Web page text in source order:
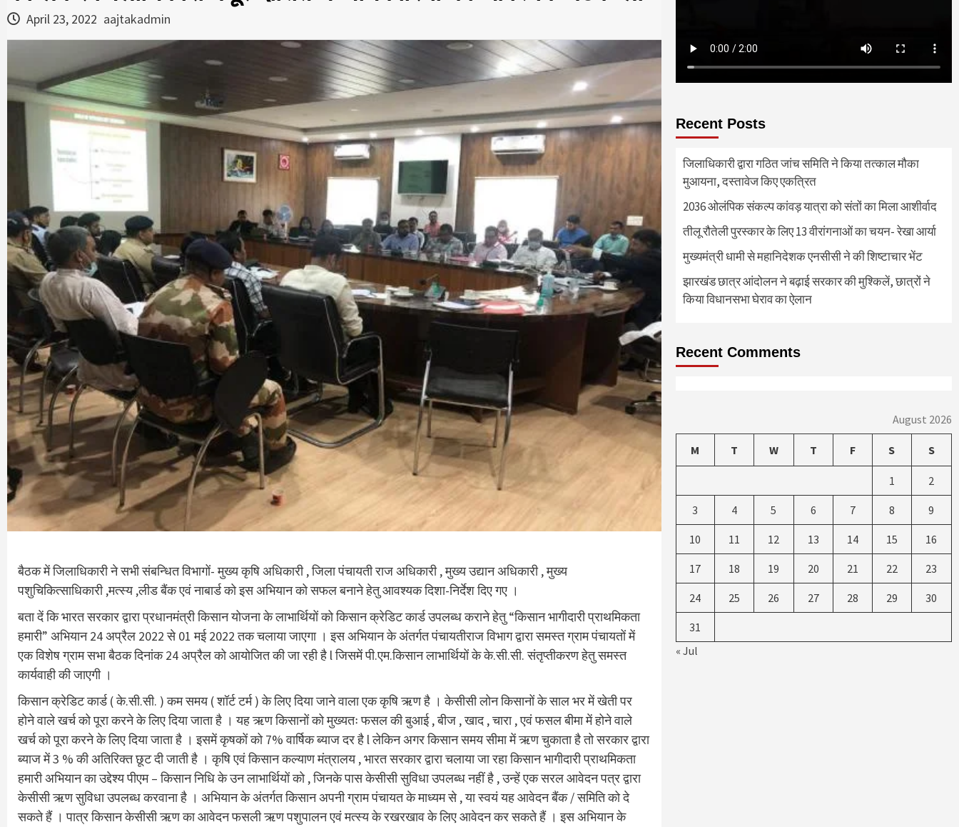
April 23, 2022 aajtakadmin
बैठक में जिलाधिकारी ने सभी संबन्धित विभागों- मुख्य कृषि अधिकारी , जिला पंचायती राज अधिकारी , मुख्य उद्यान अधिकारी , मुख्य
पशुचिकित्साधिकारी ,मत्स्य ,लीड बैंक एवं नाबार्ड को इस अभियान को सफल बनाने हेतु आवश्यक दिशा-निर्देश दिए गए ।
बता दें कि भारत सरकार द्वारा प्रधानमंत्री किसान योजना के लाभार्थियों को किसान क्रेडिट कार्ड उपलब्ध कराने हेतु “किसान भागीदारी प्राथमिकता
हमारी” अभियान 24 अप्रैल 2022 से 01 मई 2022 तक चलाया जाएगा । इस अभियान के अंतर्गत पंचायतीराज विभाग द्वारा समस्त ग्राम पंचायतों में
एक विशेष ग्राम सभा बैठक दिनांक 24 अप्रैल को आयोजित की जा रही है l जिसमें पी.एम.किसान लाभार्थियों के के.सी.सी. संतृप्तीकरण हेतु समस्त
कार्यवाही की जाएगी ।
किसान क्रेडिट कार्ड ( के.सी.सी. ) कम समय ( शॉर्ट टर्म ) के लिए दिया जाने वाला एक कृषि ऋण है । केसीसी लोन किसानों के साल भर में खेती पर
होने वाले खर्च को पूरा करने के लिए दिया जाता है । यह ऋण किसानों को मुख्यतः फसल की बुआई , बीज , खाद , चारा , एवं फसल बीमा में होने वाले
खर्च को पूरा करने के लिए दिया जाता है । इसमें कृषकों को 7% वार्षिक ब्याज दर है l लेकिन अगर किसान समय सीमा में ऋण चुकाता है तो सरकार द्वारा
ब्याज में 3 % की अतिरिक्त छूट दी जाती है । कृषि एवं किसान कल्याण मंत्रालय , भारत सरकार द्वारा चलाया जा रहा किसान भागीदारी प्राथमिकता
हमारी अभियान का उद्देश्य पीएम – किसान निधि के उन लाभार्थियों को , जिनके पास केसीसी सुविधा उपलब्ध नहीं है , उन्हें एक सरल आवेदन पत्र द्वारा
केसीसी ऋण सुविधा उपलब्ध करवाना है । अभियान के अंतर्गत किसान अपनी ग्राम पंचायत के माध्यम से , या स्वयं यह आवेदन बैंक / समिति को दे
सकते हैं । पात्र किसान केसीसी ऋण का आवेदन फसली ऋण पशुपालन एवं मत्स्य के रखरखाव के लिए आवेदन कर सकते हैं । इस अभियान के
Recent Posts
जिलाधिकारी द्वारा गठित जांच समिति ने किया तत्काल मौका
मुआयना, दस्तावेज किए एकत्रित
2036 ओलंपिक संकल्प कांवड़ यात्रा को संतों का मिला आशीर्वाद
तीलू रौतेली पुरस्कार के लिए 13 वीरांगनाओं का चयन- रेखा आर्या
मुख्यमंत्री धामी से महानिदेशक एनसीसी ने की शिष्टाचार भेंट
झारखंड छात्र आंदोलन ने बढ़ाई सरकार की मुश्किलें, छात्रों ने
किया विधानसभा घेराव का ऐलान
Recent Comments
August 2026
M T W T F S S
1 2
3 4 5 6 7 8 9
10 11 12 13 14 15 16
17 18 19 20 21 22 23
24 25 26 27 28 29 30
31
« Jul